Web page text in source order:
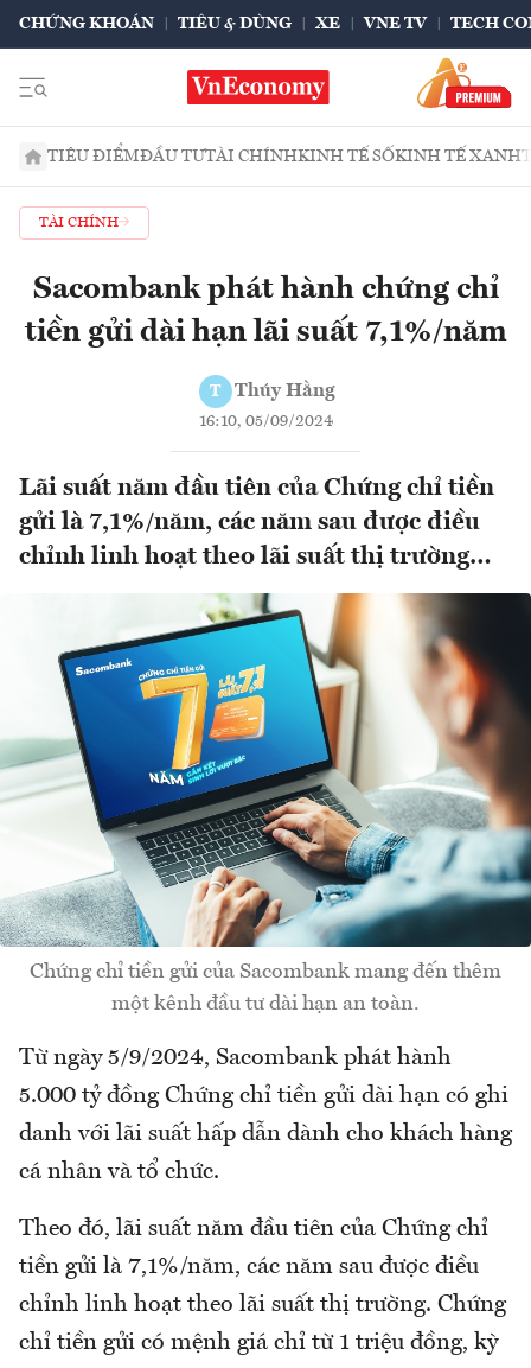
CHỨNG KHOÁN TIÊU & DÙNG XE VNE TV TECH
TIÊU ĐIỂMĐẦU TƯTÀI CHÍNHKINH TẾ SỐKINH TẾ XANH
TÀI CHÍNH
Sacombank phát hành chứng chỉ
tiền gửi dài hạn lãi suất 7,1%/năm
T Thúy Hằng
16:10, 05/09/2024
Lãi suất năm đầu tiên của Chứng chỉ tiền
gửi là 7,1%/năm, các năm sau được điều
chỉnh linh hoạt theo lãi suất thị trường…
Chứng chỉ tiền gửi của Sacombank mang đến thêm
một kênh đầu tư dài hạn an toàn.
Từ ngày 5/9/2024, Sacombank phát hành
5.000 tỷ đồng Chứng chỉ tiền gửi dài hạn có ghi
danh với lãi suất hấp dẫn dành cho khách hàng
cá nhân và tổ chức.
Theo đó, lãi suất năm đầu tiên của Chứng chỉ
tiền gửi là 7,1%/năm, các năm sau được điều
chỉnh linh hoạt theo lãi suất thị trường. Chứng
chỉ tiền gửi có mệnh giá chỉ từ 1 triệu đồng, kỳ